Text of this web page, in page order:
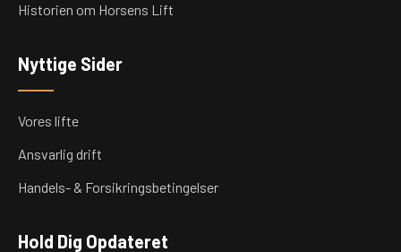
Historien om Horsens Lift
Nyttige Sider
Vores lifte
Ansvarlig drift
Handels- & Forsikringsbetingelser
Hold Dig Opdateret